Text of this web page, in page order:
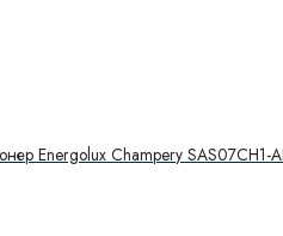
Energolux Champery SAS07CH1-